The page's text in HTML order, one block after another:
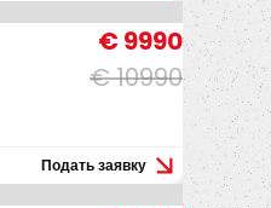
€ 10990
€ 9990
Подать заявку